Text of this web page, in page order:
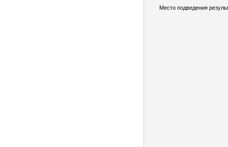
Место подведения